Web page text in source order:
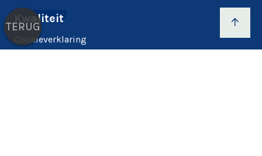
TERUG
Kwaliteit
Cookieverklaring